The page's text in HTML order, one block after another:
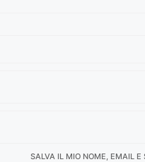
SALVA IL MIO NOME, EMAIL E